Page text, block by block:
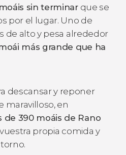
moáis sin terminarque se
por el lugar. Uno de
de alto y pesa alrededor
más grande que ha
descansar y reponer
maravilloso, en
de 390 moáis de Rano
propia comida y